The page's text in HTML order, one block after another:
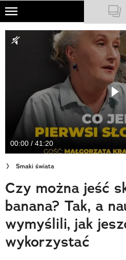
Skip
main
NATIONAL GEOGRAPHIC
Newsletter
Cuda Polski
Wielki Konkurs Fotograficzny
Trendbook Podróżniczy
Polecane
00:00 / 41:20
Smaki świata
Czy można jeść
banana? Tak, a
wymyślili, jak
wykorzystać